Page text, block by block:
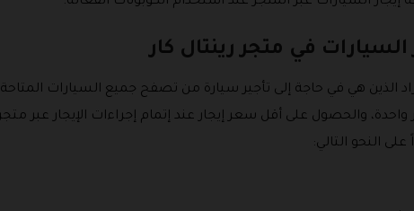
في متجر رينتال كار
الذين هي في حاجة إلى تأجير سيارة من تصفح جميع السيارات المتاحة
والحصول على أقل سعر إيجار عند إتمام إجراءات الإيجار عبر
النحو التالي: